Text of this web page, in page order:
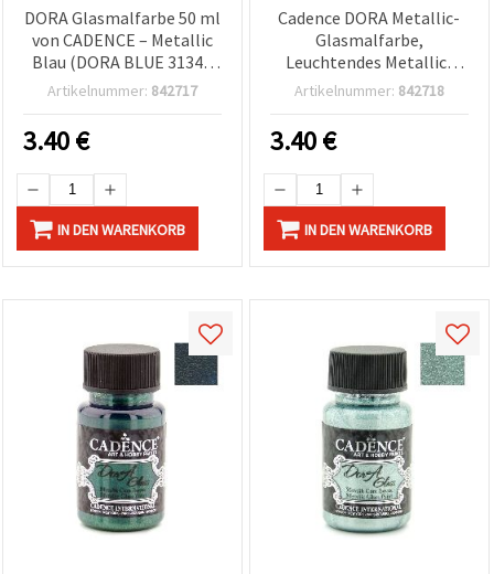
DORA Glasmalfarbe 50 ml
von CADENCE – Metallic
Blau (DORA BLUE 3134),
Schimmer-Finish für
Artikelnummer: 842717
3.40€
IN DEN WARENKORB
Cadence DORA Metallic-
Glasmalfarbe,
Leuchtendes Metallic-
Grün (DORA Green 3135),
Finish für dekorative
Glaskunst & DIY-
Bastelprojekte
Artikelnummer: 842718
3.40€
IN DEN WARENKORB